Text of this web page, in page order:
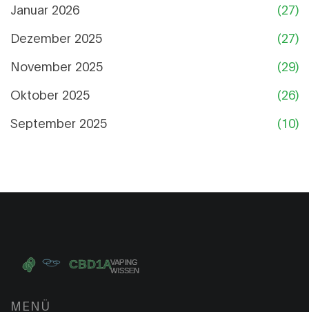
Januar 2026
(27)
Dezember 2025
(27)
November 2025
(29)
Oktober 2025
(26)
September 2025
(10)
MENÜ